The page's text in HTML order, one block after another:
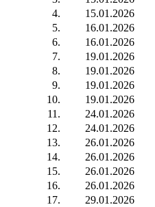
4.
15.01.2026
5.
16.01.2026
6.
16.01.2026
7.
19.01.2026
8.
19.01.2026
9.
19.01.2026
10.
19.01.2026
11.
24.01.2026
12.
24.01.2026
13.
26.01.2026
14.
26.01.2026
15.
26.01.2026
16.
26.01.2026
17.
29.01.2026